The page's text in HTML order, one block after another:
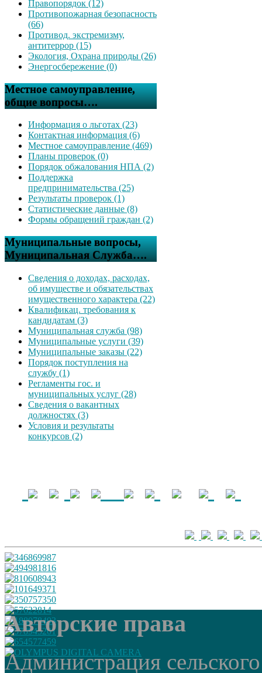
Правопорядок (12)
Противопожарная безопасность
(66)
Противод. экстремизму,
антитеррор (15)
Экология, Охрана природы (26)
Энергосбережение (0)
Местное самоуправление,
общие вопросы….
Информация о льготах (23)
Контактная информация (6)
Местное самоуправление (469)
Планы проверок (0)
Порядок обжалования НПА (2)
Поддержка
предпринимательства (25)
Результаты проверок (1)
Статистические данные (8)
Формы обращений граждан (2)
Муниципальные вопросы,
Муниципальная Служба….
Сведения о доходах, расходах,
об имуществе и обязательствах
имущественного характера (22)
Квалификац. требования к
кандидатам (3)
Муниципальная служба (98)
Муниципальные услуги (39)
Муниципальные заказы (22)
Порядок поступления на
службу (1)
Регламенты гос. и
муниципальных услуг (28)
Сведения о вакантных
должностях (3)
Условия и результаты
конкурсов (2)
Авторские права
Администрация